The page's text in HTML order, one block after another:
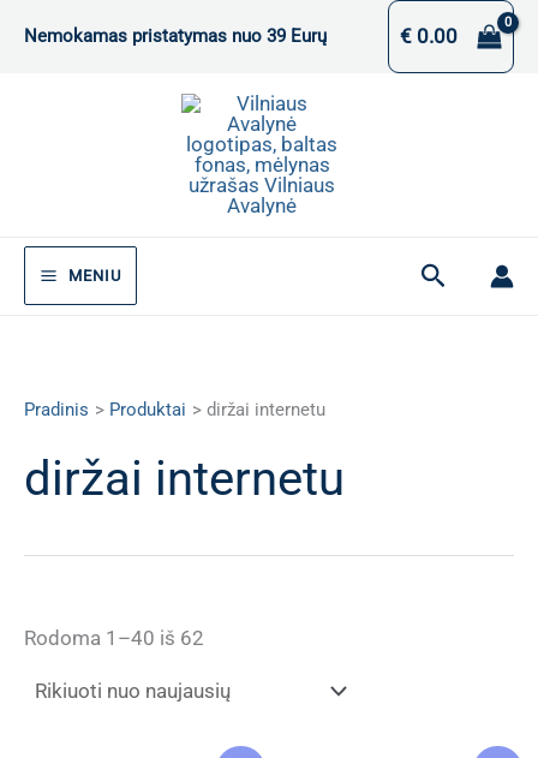
Nemokamas pristatymas nuo 39 Eurų €0.00
MENIU Paieška
Pradinis Produktai diržai internetu
diržai internetu
Rodoma 1–40 iš 62
naujausią